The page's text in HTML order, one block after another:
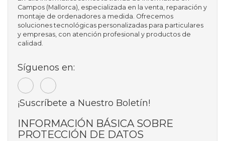
Campos (Mallorca), especializada en la venta, reparación y
montaje de ordenadores a medida. Ofrecemos
soluciones tecnológicas personalizadas para particulares
y empresas, con atención profesional y productos de
calidad.
Síguenos en:
¡Suscríbete a Nuestro Boletín!
INFORMACIÓN BÁSICA SOBRE
PROTECCIÓN DE DATOS